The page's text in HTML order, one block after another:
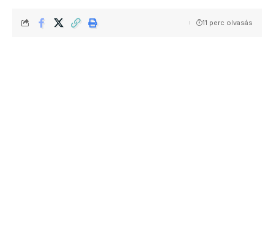
11 perc olvasás